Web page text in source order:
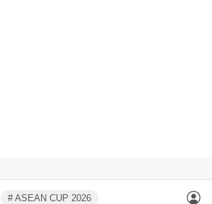
# ASEAN CUP 2026